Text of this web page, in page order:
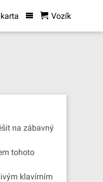
Vozík
na zábavný
tohoto
klavírním